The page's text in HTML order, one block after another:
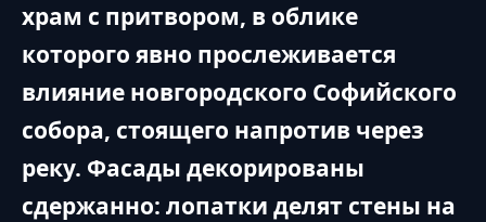
храм с притвором, в облике
которого явно прослеживается
влияние новгородского Софийского
собора, стоящего напротив через
реку. Фасады декорированы
сдержанно: лопатки делят стены на